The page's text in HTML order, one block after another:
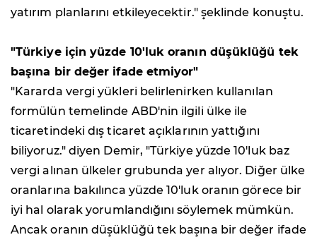
yatırım planlarını etkileyecektir." şeklinde konuştu.
"Türkiye için yüzde 10'luk oranın düşüklüğü tek
başına bir değer ifade etmiyor"
"Kararda vergi yükleri belirlenirken kullanılan
formülün temelinde ABD'nin ilgili ülke ile
ticaretindeki dış ticaret açıklarının yattığını
biliyoruz." diyen Demir, "Türkiye yüzde 10'luk baz
vergi alınan ülkeler grubunda yer alıyor. Diğer ülke
oranlarına bakılınca yüzde 10'luk oranın görece bir
iyi hal olarak yorumlandığını söylemek mümkün.
Ancak oranın düşüklüğü tek başına bir değer ifade